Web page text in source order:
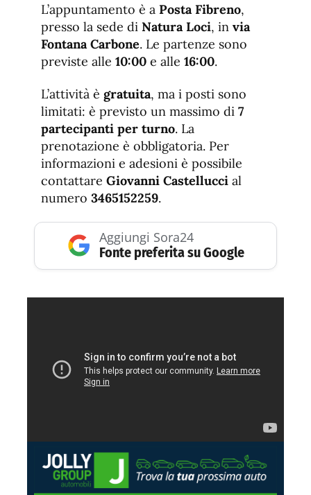
L’appuntamento è a Posta Fibreno,
presso la sede di Natura Loci, in via
Fontana Carbone. Le partenze sono
previste alle 10:00 e alle 16:00.
L’attività è gratuita, ma i posti sono
limitati: è previsto un massimo di 7
partecipanti per turno. La
prenotazione è obbligatoria. Per
informazioni e adesioni è possibile
contattare Giovanni Castellucci al
numero 3465152259.
Aggiungi Sora24
Fonte preferita su Google